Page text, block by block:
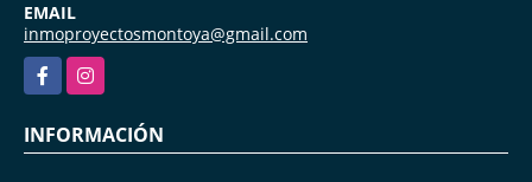
EMAIL
inmoproyectosmontoya@gmail.com
FacebookInstagram
INFORMACIÓN